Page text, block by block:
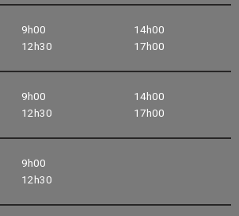
9h00
12h30
14h00
17h00
9h00
12h30
14h00
17h00
9h00
12h30